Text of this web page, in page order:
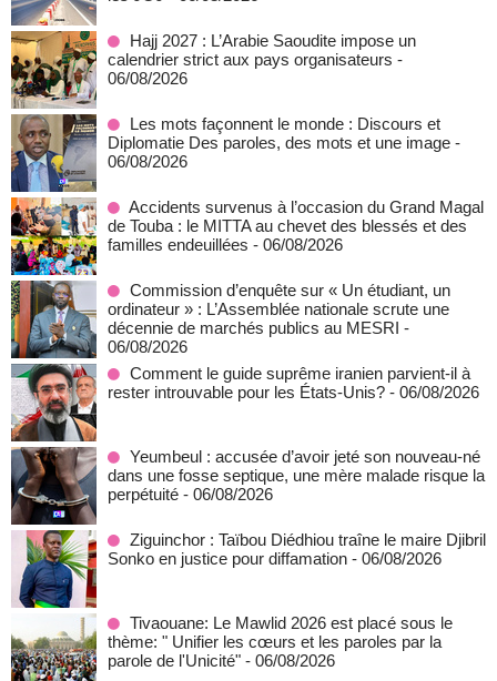
Hajj 2027 : L’Arabie Saoudite impose un
calendrier strict aux pays organisateurs -
06/08/2026
Les mots façonnent le monde : Discours et
Diplomatie Des paroles, des mots et une image -
06/08/2026
Accidents survenus à l’occasion du Grand Magal
de Touba : le MITTA au chevet des blessés et des
familles endeuillées - 06/08/2026
Commission d’enquête sur « Un étudiant, un
ordinateur » : L’Assemblée nationale scrute une
décennie de marchés publics au MESRI -
06/08/2026
Comment le guide suprême iranien parvient-il à
rester introuvable pour les États-Unis? - 06/08/2026
Yeumbeul : accusée d’avoir jeté son nouveau-né
dans une fosse septique, une mère malade risque la
perpétuité - 06/08/2026
Ziguinchor : Taïbou Diédhiou traîne le maire Djibril
Sonko en justice pour diffamation - 06/08/2026
Tivaouane: Le Mawlid 2026 est placé sous le
thème: " Unifier les cœurs et les paroles par la
parole de l'Unicité" - 06/08/2026